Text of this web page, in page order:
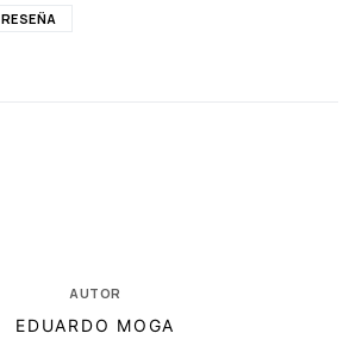
RESEÑA
AUTOR
EDUARDO MOGA